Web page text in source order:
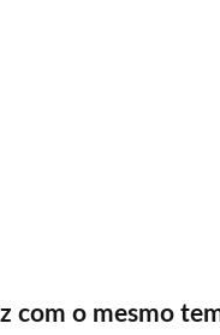
com o mesmo